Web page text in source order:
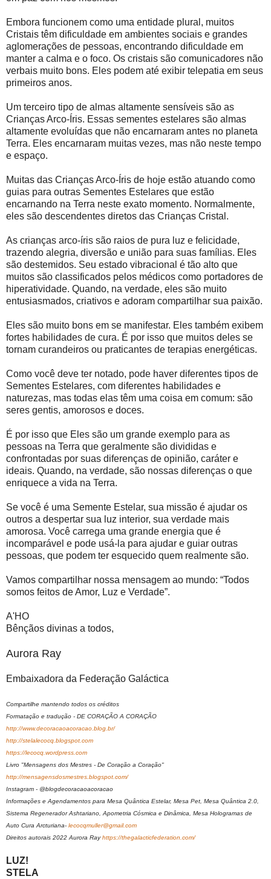
Embora funcionem como uma entidade plural, muitos
Cristais têm dificuldade em ambientes sociais e grandes
aglomerações de pessoas, encontrando dificuldade em
manter a calma e o foco. Os cristais são comunicadores não
verbais muito bons. Eles podem até exibir telepatia em seus
primeiros anos.
Um terceiro tipo de almas altamente sensíveis são as
Crianças Arco-Íris. Essas sementes estelares são almas
altamente evoluídas que não encarnaram antes no planeta
Terra. Eles encarnaram muitas vezes, mas não neste tempo
e espaço.
Muitas das Crianças Arco-Íris de hoje estão atuando como
guias para outras Sementes Estelares que estão
encarnando na Terra neste exato momento. Normalmente,
eles são descendentes diretos das Crianças Cristal.
As crianças arco-íris são raios de pura luz e felicidade,
trazendo alegria, diversão e união para suas famílias. Eles
são destemidos. Seu estado vibracional é tão alto que
muitos são classificados pelos médicos como portadores de
hiperatividade. Quando, na verdade, eles são muito
entusiasmados, criativos e adoram compartilhar sua paixão.
Eles são muito bons em se manifestar. Eles também exibem
fortes habilidades de cura. É por isso que muitos deles se
tornam curandeiros ou praticantes de terapias energéticas.
Como você deve ter notado, pode haver diferentes tipos de
Sementes Estelares, com diferentes habilidades e
naturezas, mas todas elas têm uma coisa em comum: são
seres gentis, amorosos e doces.
É por isso que Eles são um grande exemplo para as
pessoas na Terra que geralmente são divididas e
confrontadas por suas diferenças de opinião, caráter e
ideais. Quando, na verdade, são nossas diferenças o que
enriquece a vida na Terra.
Se você é uma Semente Estelar, sua missão é ajudar os
outros a despertar sua luz interior, sua verdade mais
amorosa. Você carrega uma grande energia que é
incomparável e pode usá-la para ajudar e guiar outras
pessoas, que podem ter esquecido quem realmente são.
Vamos compartilhar nossa mensagem ao mundo: “Todos
somos feitos de Amor, Luz e Verdade”.
A'HO
Bênçãos divinas a todos,
Aurora Ray
Embaixadora da Federação Galáctica
Compartilhe mantendo todos os créditos
Formatação e tradução - DE CORAÇÃO A CORAÇÃO
http://www.decoracaoacoracao.blog.br/
http://stelalecocq.blogspot.com
https://lecocq.wordpress.com
Livro "Mensagens dos Mestres - De Coração a Coração"
http://mensagensdosmestres.blogspot.com/
Instagram - @blogdecoracaoacoracao
Informações e Agendamentos para Mesa Quântica Estelar, Mesa Pet, Mesa Quântica 2.0,
Sistema Regenerador Ashtariano, Apometria Cósmica e Dinâmica, Mesa Hologramas de
Auto Cura Arcturiana- lecocqmuller@gmail.com
Direitos autorais 2022 Aurora Rayhttps://thegalacticfederation.com/
LUZ!
STELA